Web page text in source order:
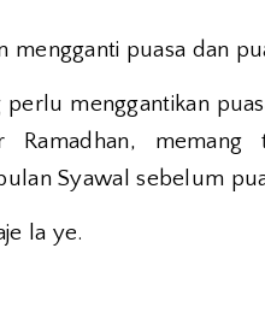
mengganti puasa dan
perlu menggantikan
memang
Syawal sebelum
la ye.